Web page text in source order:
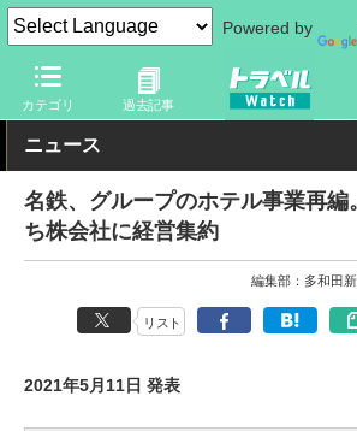
Powered by
カテゴリ 過去記事
トラベル Watch 地域 国内旅行 中部
ニュース
名鉄、グループのホテル事業再編
ち株会社に経営集約
編集部：多和田
リスト
2021年5月11日 発表